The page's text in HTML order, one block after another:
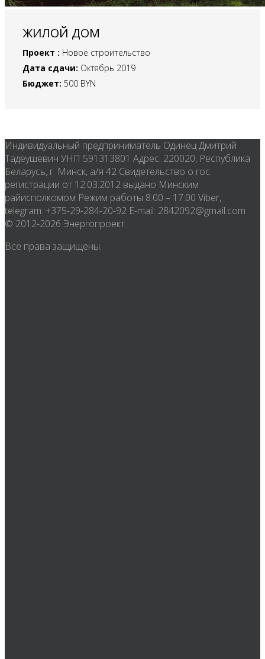
ЖИЛОЙ ДОМ
Проект : Новое строительство
Дата сдачи: Октябрь 2019
Бюджет: 500 BYN
Индивидуальный предприниматель Одинец Дмитрий
Тадеушевич УНП 591313801 Адрес: 220020, Республика
Беларусь, г. Минск, а/я 42 Свидетельство о гос.
регистрации от 12.03.2012 выдано Минским
райисполкомом Режим работы 8:00 – 17:00 Viber,
telegram: +375-29-284-20-92 E-mail: 2842092@gmail.com
© 2012-2026 Энергопроект.
Все права защищены.